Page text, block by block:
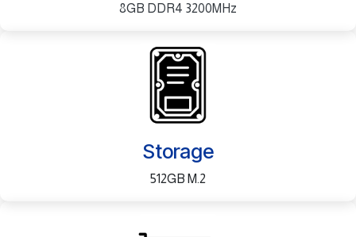
8GB DDR4 3200MHz
Storage
512GB M.2